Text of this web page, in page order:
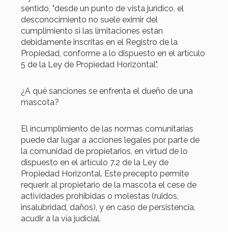
sentido, "desde un punto de vista jurídico, el
desconocimiento no suele eximir del
cumplimiento si las limitaciones están
debidamente inscritas en el Registro de la
Propiedad, conforme a lo dispuesto en el artículo
5 de la Ley de Propiedad Horizontal".
¿A qué sanciones se enfrenta el dueño de una
mascota?
El incumplimiento de las normas comunitarias
puede dar lugar a acciones legales por parte de
la comunidad de propietarios, en virtud de lo
dispuesto en el artículo 7.2 de la Ley de
Propiedad Horizontal. Este precepto permite
requerir al propietario de la mascota el cese de
actividades prohibidas o molestas (ruidos,
insalubridad, daños), y en caso de persistencia,
acudir a la vía judicial.